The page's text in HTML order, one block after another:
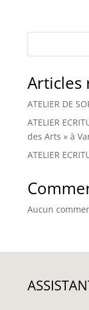
Articles
ATELIER DE
ATELIER
des Arts » à
ATELIER
Aucun